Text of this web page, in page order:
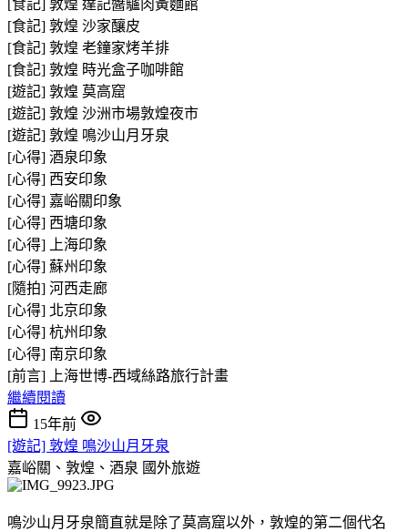
[食記] 敦煌 達記醬驢肉黃麵館
[食記] 敦煌 沙家釀皮
[食記] 敦煌 老鐘家烤羊排
[食記] 敦煌 時光盒子咖啡館
[遊記] 敦煌 莫高窟
[遊記] 敦煌 沙洲市場敦煌夜市
[遊記] 敦煌 鳴沙山月牙泉
[心得] 酒泉印象
[心得] 西安印象
[心得] 嘉峪關印象
[心得] 西塘印象
[心得] 上海印象
[心得] 蘇州印象
[隨拍] 河西走廊
[心得] 北京印象
[心得] 杭州印象
[心得] 南京印象
[前言] 上海世博-西域絲路旅行計畫
繼續閱讀
15年前
[遊記] 敦煌 鳴沙山月牙泉
嘉峪關、敦煌、酒泉 國外旅遊
鳴沙山月牙泉簡直就是除了莫高窟以外，敦煌的第二個代名